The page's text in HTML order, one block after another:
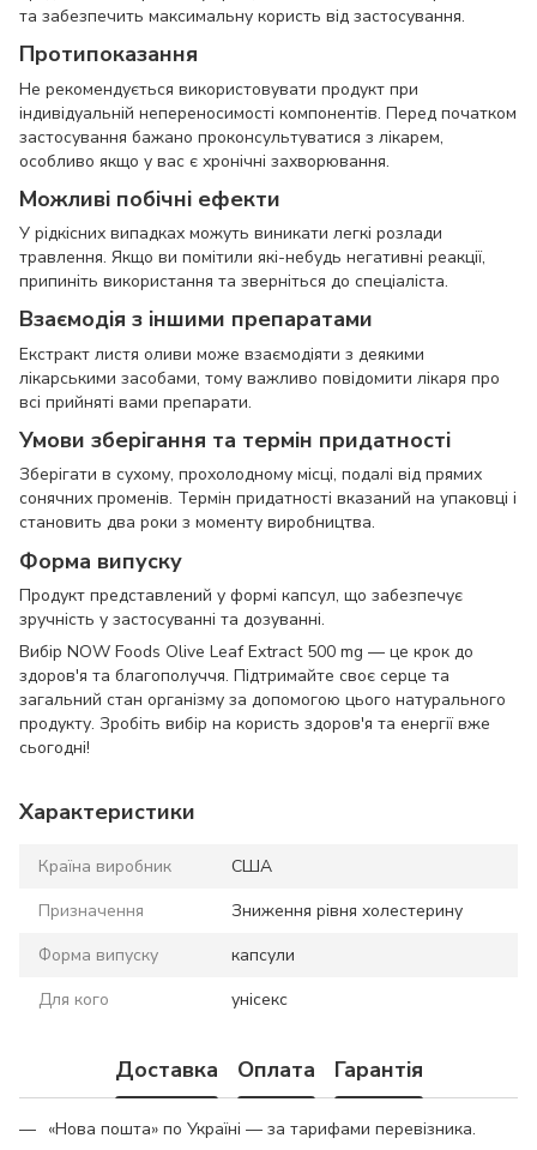
та забезпечить максимальну користь від застосування.
Протипоказання
Не рекомендується використовувати продукт при
індивідуальній непереносимості компонентів. Перед початком
застосування бажано проконсультуватися з лікарем,
особливо якщо у вас є хронічні захворювання.
Можливі побічні ефекти
У рідкісних випадках можуть виникати легкі розлади
травлення. Якщо ви помітили які-небудь негативні реакції,
припиніть використання та зверніться до спеціаліста.
Взаємодія з іншими препаратами
Екстракт листя оливи може взаємодіяти з деякими
лікарськими засобами, тому важливо повідомити лікаря про
всі прийняті вами препарати.
Умови зберігання та термін придатності
Зберігати в сухому, прохолодному місці, подалі від прямих
сонячних променів. Термін придатності вказаний на упаковці і
становить два роки з моменту виробництва.
Форма випуску
Продукт представлений у формі капсул, що забезпечує
зручність у застосуванні та дозуванні.
Вибір NOW Foods Olive Leaf Extract 500 mg — це крок до
здоров'я та благополуччя. Підтримайте своє серце та
загальний стан організму за допомогою цього натурального
продукту. Зробіть вибір на користь здоров'я та енергії вже
сьогодні!
Характеристики
Країна виробник
США
Призначення
Зниження рівня холестерину
Форма випуску
капсули
Для кого
унісекс
Доставка Оплата Гарантія
«Нова пошта» по Україні — за тарифами перевізника.